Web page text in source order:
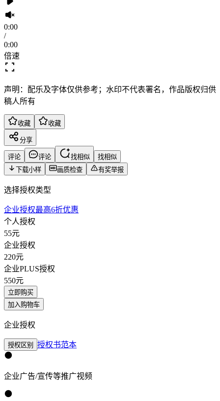
0:00
/
0:00
倍速
声明：配乐及字体仅供参考；水印不代表署名，作品版权归供
稿人所有
收藏 收藏
分享
评论 评论 找相似
找相似
下载小样
画质检查 有奖举报
选择授权类型
企业授权最高6折优惠
个人授权
55元
企业授权
220元
企业PLUS授权
550元
立即购买
加入购物车
企业授权
授权区别 授权书范本
企业广告/宣传等推广视频